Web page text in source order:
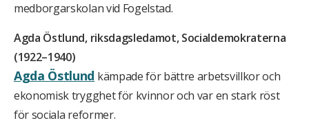
medborgarskolan vid Fogelstad.
Agda Östlund, riksdagsledamot, Socialdemokraterna
(1922–1940)
Agda Östlund kämpade för bättre arbetsvillkor och
ekonomisk trygghet för kvinnor och var en stark röst
för sociala reformer.